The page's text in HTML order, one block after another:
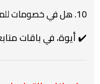
10. هل في خصومات للمسنين؟
✔️ أيوة، في باقات